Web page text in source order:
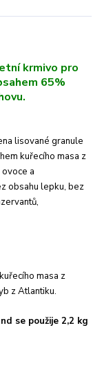
krmivo pro
65%
lisované granule
kuřecího masa z
a
obsahu lepku, bez
masa z
z Atlantiku.
se použije 2,2 kg